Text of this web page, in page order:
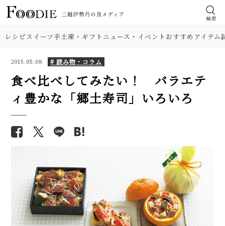
検索
レシピスイーツ手土産・ギフト ニュース・イベントおすすめアイテム
2015.05.08 # 読み物・コラム
食べ比べしてみたい！ バラエテ
ィ豊かな「郷土寿司」いろいろ